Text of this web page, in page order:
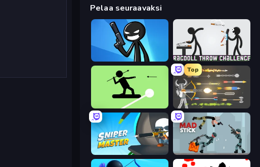
Pelaa seuraavaksi
Ragdoll Throw Challenge
The Spear Stickman
Top
Ragdoll Archers
Sniper Master Mad Stick